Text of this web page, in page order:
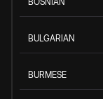
BULGARIAN
BURMESE